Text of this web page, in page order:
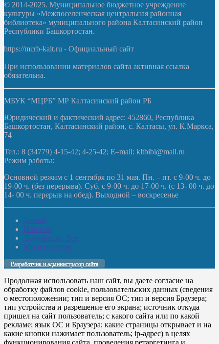
© 2014-2025. Муниципальное бюджетное учреждение
культуры «Межпоселенческая центральная районная
библиотека» муниципального района Калтасинский район
Республики Башкортостан.
https://mcrb-kalt.ru - Официальный сайт
При использовании материалов сайта активная ссылка
обязательна.
МБУК “МЦРБ” МР Калтасинский район РБ
Юридический и фактический адрес: 452860, Республика
Башкортостан, Калтасинский район, с. Калтасы, ул. К.Маркса,
74
Тел.: 8 (34779) 4-15-42; 4-25-42; E–mail: kltbibl@mail.ru
Режим работы:
Основной режим с 1 сентября по 31 мая. Пн. – пт. с 9-00 ч. до
19-00 ч. (без перерыва). Суб. с 9-00 ч. до 17-00 ч. (с 13- 00 ч. до
14- 00 ч. перерыв на обед). Выходной – воскресенье
Домой
Новости
Документы. Все
Мы в соцсетях
Разработчик и администратор сайта
Продолжая использовать наш сайт, вы даете согласие на
обработку файлов cookie, пользовательских данных (сведения
о местоположении; тип и версия ОС; тип и версия Браузера;
тип устройства и разрешение его экрана; источник откуда
пришел на сайт пользователь; с какого сайта или по какой
рекламе; язык ОС и Браузера; какие страницы открывает и на
какие кнопки нажимает пользователь; ip-адрес) в целях